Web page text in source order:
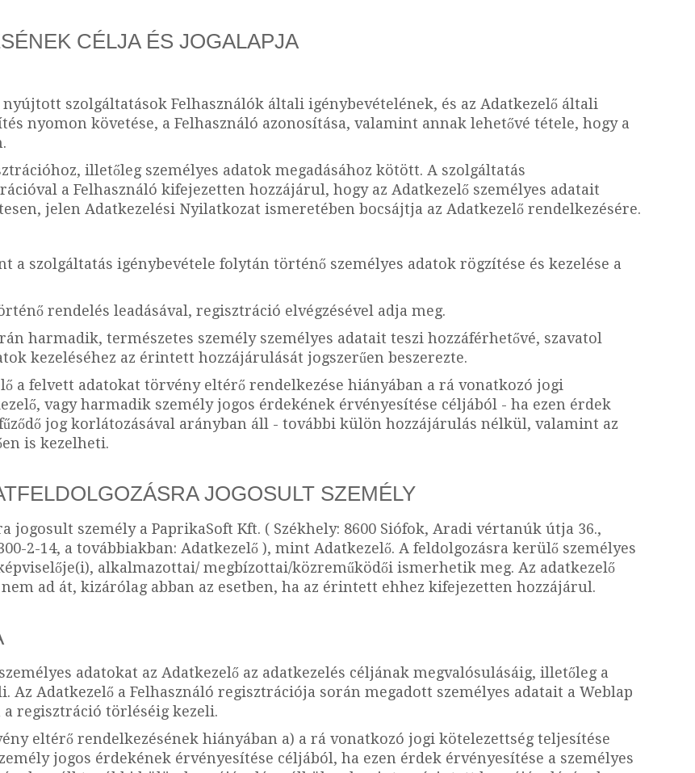
CÉLJA ÉS JOGALAPJA
szolgáltatások Felhasználók általi igénybevételének, és az Adatkezelő általi
nyomon követése, a Felhasználó azonosítása, valamint annak lehetővé tétele, hogy a
illetőleg személyes adatok megadásához kötött. A szolgáltatás
a Felhasználó kifejezetten hozzájárul, hogy az Adatkezelő személyes adatait
jelen Adatkezelési Nyilatkozat ismeretében bocsájtja az Adatkezelő rendelkezésére.
szolgáltatás igénybevétele folytán történő személyes adatok rögzítése és kezelése a
rendelés leadásával, regisztráció elvégzésével adja meg.
harmadik, természetes személy személyes adatait teszi hozzáférhetővé, szavatol
kezeléséhez az érintett hozzájárulását jogszerűen beszerezte.
a felvett adatokat törvény eltérő rendelkezése hiányában a rá vonatkozó jogi
vagy harmadik személy jogos érdekének érvényesítése céljából - ha ezen érdek
jog korlátozásával arányban áll - további külön hozzájárulás nélkül, valamint az
is kezelheti.
JOGOSULT SZEMÉLY
jogosult személy a PaprikaSoft Kft. ( Székhely: 8600 Siófok, Aradi vértanúk útja 36.,
2-14, a továbbiakban: Adatkezelő ), mint Adatkezelő. A feldolgozásra kerülő személyes
alkalmazottai/ megbízottai/közreműködői ismerhetik meg. Az adatkezelő
ad át, kizárólag abban az esetben, ha az érintett ehhez kifejezetten hozzájárul.
adatokat az Adatkezelő az adatkezelés céljának megvalósulásáig, illetőleg a
Az Adatkezelő a Felhasználó regisztrációja során megadott személyes adatait a Weblap
regisztráció törléséig kezeli.
eltérő rendelkezésének hiányában a) a rá vonatkozó jogi kötelezettség teljesítése
jogos érdekének érvényesítése céljából, ha ezen érdek érvényesítése a személyes